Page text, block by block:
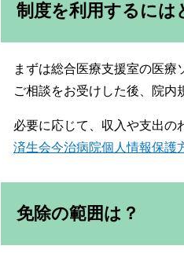
制度を利用するには
まずは総合医療支援室の医療
ご相談をお受けした後、院内
必要に応じて、収入や支出の
済生会今治病院個人情報保護
免除の範囲は？